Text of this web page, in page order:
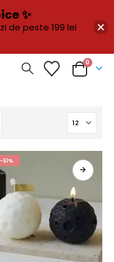
0
-51%
✨
de peste 199 lei